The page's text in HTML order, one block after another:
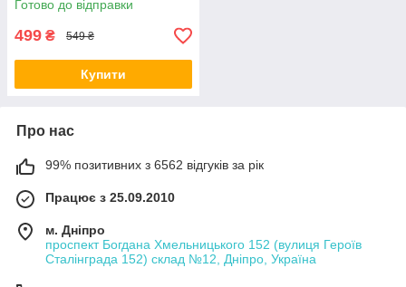
Готово до відправки
499 ₴ 549 ₴
Купити
Про нас
99% позитивних з 6562 відгуків за рік
Працює з 25.09.2010
м. Дніпро
проспект Богдана Хмельницького 152 (вулиця Героїв
Сталінграда 152) склад №12, Дніпро, Україна